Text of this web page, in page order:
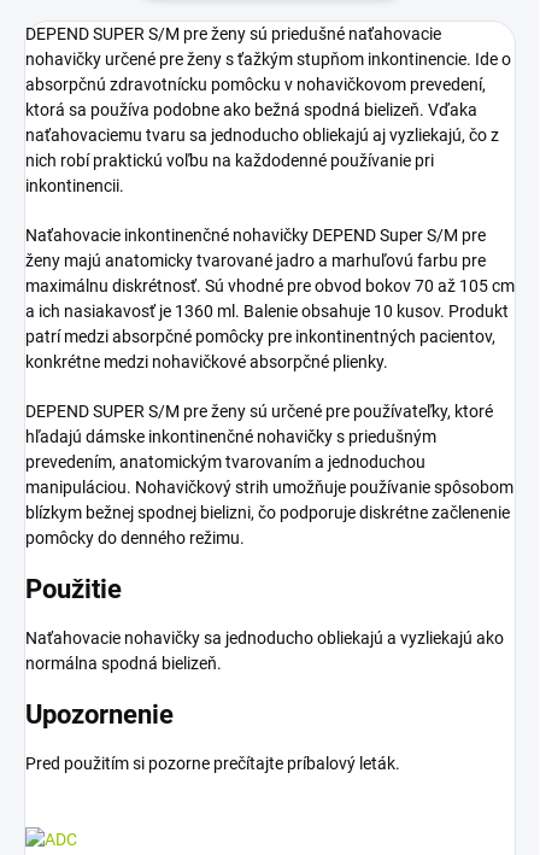
DEPEND SUPER S/M pre ženy sú priedušné naťahovacie
nohavičky určené pre ženy s ťažkým stupňom inkontinencie. Ide o
absorpčnú zdravotnícku pomôcku v nohavičkovom prevedení,
ktorá sa používa podobne ako bežná spodná bielizeň. Vďaka
naťahovaciemu tvaru sa jednoducho obliekajú aj vyzliekajú, čo z
nich robí praktickú voľbu na každodenné používanie pri
inkontinencii.
Naťahovacie inkontinenčné nohavičky DEPEND Super S/M pre
ženy majú anatomicky tvarované jadro a marhuľovú farbu pre
maximálnu diskrétnosť. Sú vhodné pre obvod bokov 70 až 105 cm
a ich nasiakavosť je 1360 ml. Balenie obsahuje 10 kusov. Produkt
patrí medzi absorpčné pomôcky pre inkontinentných pacientov,
konkrétne medzi nohavičkové absorpčné plienky.
DEPEND SUPER S/M pre ženy sú určené pre používateľky, ktoré
hľadajú dámske inkontinenčné nohavičky s priedušným
prevedením, anatomickým tvarovaním a jednoduchou
manipuláciou. Nohavičkový strih umožňuje používanie spôsobom
blízkym bežnej spodnej bielizni, čo podporuje diskrétne začlenenie
pomôcky do denného režimu.
Použitie
Naťahovacie nohavičky sa jednoducho obliekajú a vyzliekajú ako
normálna spodná bielizeň.
Upozornenie
Pred použitím si pozorne prečítajte príbalový leták.